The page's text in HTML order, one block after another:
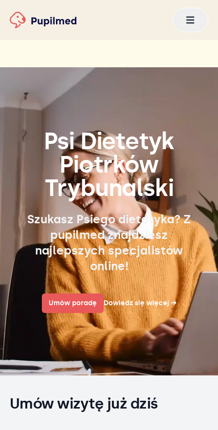
Psi Dietetyk
Piotrków
Trybunalski
Szukasz Psiego dietetyka? Z
pupilmed znajdziesz
najlepszych specjalistów
online!
Umów poradę Dowiedz się więcej →
Umów wizytę już dziś